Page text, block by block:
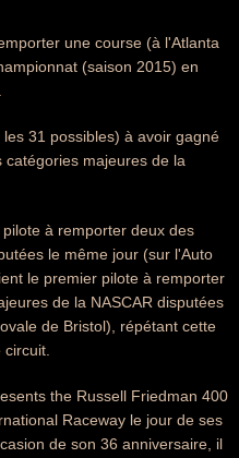
une course (à l'Atlanta
(saison 2015) en
31 possibles) à avoir gagné
majeures de la
à remporter deux des
le même jour (sur l'Auto
le premier pilote à remporter
de la NASCAR disputées
de Bristol), répétant cette
the Russell Friedman 400
Raceway le jour de ses
de son 36 anniversaire, il